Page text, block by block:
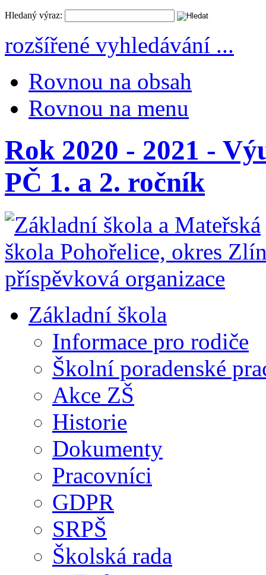
Hledaný výraz:
rozšířené vyhledávání ...
Rovnou na obsah
Rovnou na menu
Rok 2020 - 2021 -
PČ 1. a 2. ročník
Základní škola
Informace pro rodiče
Školní poradenské
Akce ZŠ
Historie
Dokumenty
Pracovníci
GDPR
SRPŠ
Školská rada